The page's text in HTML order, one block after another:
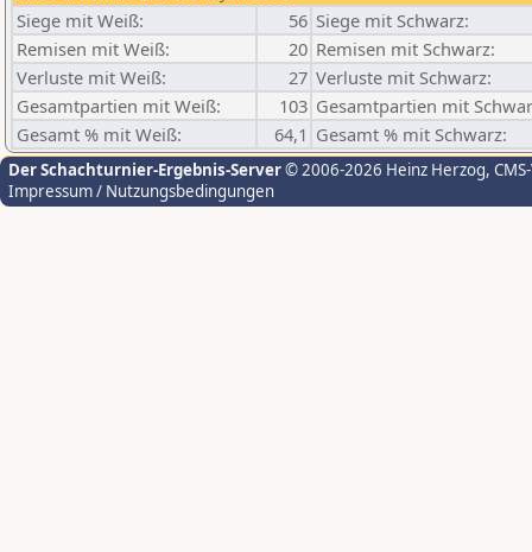
Siege mit Weiß:
56 Siege mit Schwarz:
Remisen mit Weiß:
20 Remisen mit Schwarz:
Verluste mit Weiß:
27 Verluste mit Schwarz:
Gesamtpartien mit Weiß:
103 Gesamtpartien mit
Gesamt % mit Weiß:
64,1 Gesamt % mit Schwarz:
Der Schachturnier-Ergebnis-Server© 2006-2026 Heinz Herzog,
Impressum / Nutzungsbedingungen